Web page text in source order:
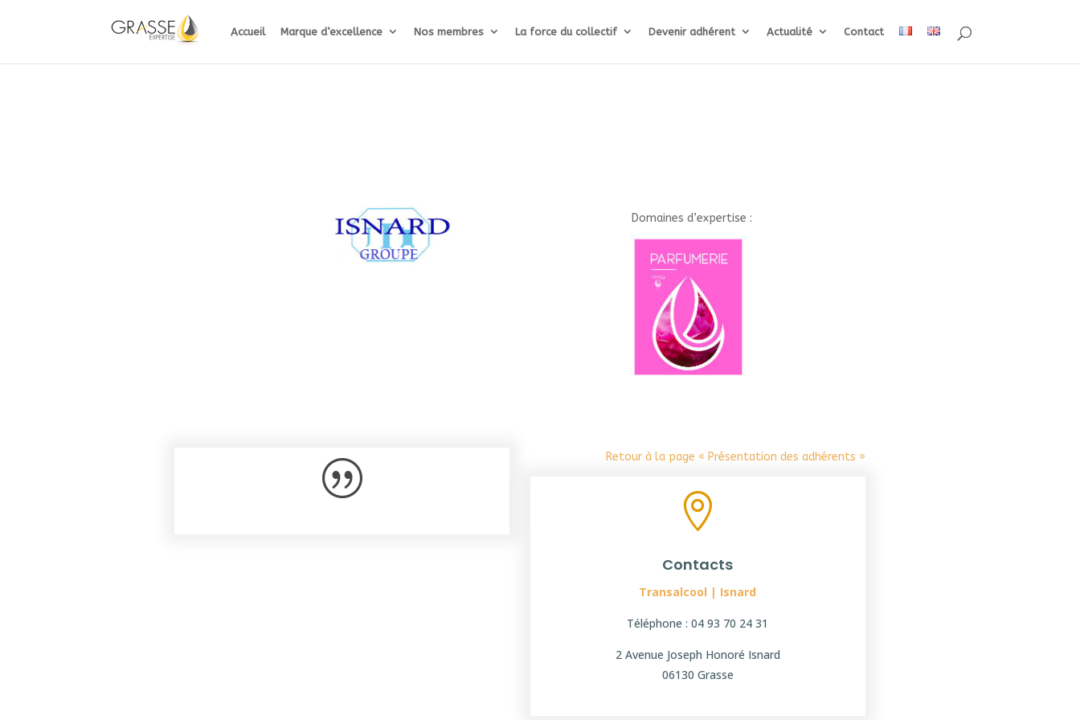
Accueil Marque d’excellence Nos membres La force du collectif Devenir adhérent Actualité Contact
Domaines d’expertise :
|
Retour à la page « Présentation des adhérents »

Contacts
Transalcool | Isnard
Téléphone : 04 93 70 24 31
2 Avenue Joseph Honoré Isnard
06130 Grasse